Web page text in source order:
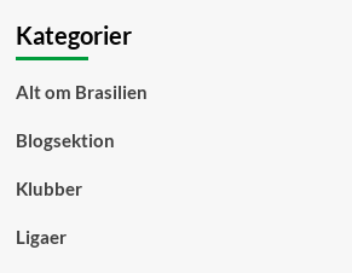
Kategorier
Alt om Brasilien
Blogsektion
Klubber
Ligaer